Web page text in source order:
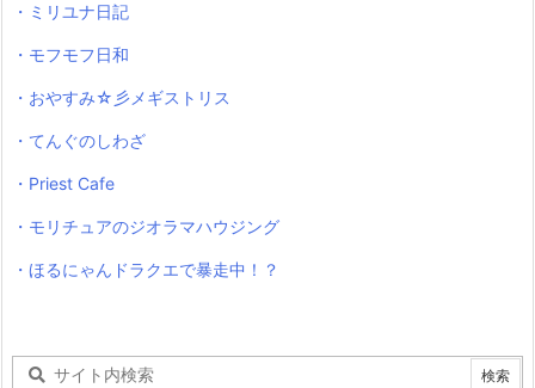
・ミリユナ日記
・モフモフ日和
・おやすみ☆彡メギストリス
・てんぐのしわざ
・Priest Cafe
・モリチュアのジオラマハウジング
・ほるにゃんドラクエで暴走中！？